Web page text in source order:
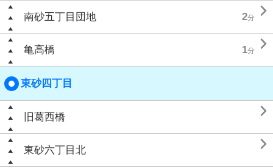
南砂五丁目団地 2分 
亀高橋 1分 
東砂四丁目
旧葛西橋 
東砂六丁目北 